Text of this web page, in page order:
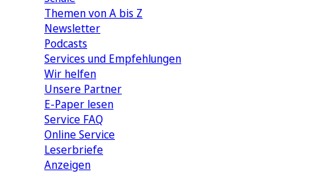
Themen von A bis Z
Newsletter
Podcasts
Services und Empfehlungen
Wir helfen
Unsere Partner
E-Paper lesen
Service FAQ
Online Service
Leserbriefe
Anzeigen